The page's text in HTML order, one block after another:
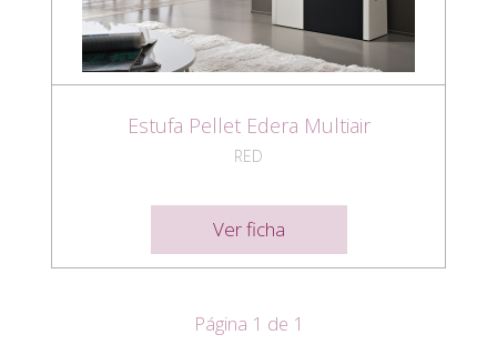
Estufa Pellet Edera Multiair
RED
Ver ficha
Página 1 de 1